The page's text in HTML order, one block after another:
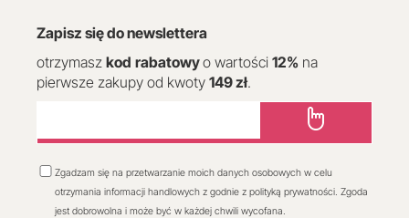
Zapisz się do newslettera
otrzymasz kod rabatowyo wartości 12% na
pierwsze zakupy od kwoty 149 zł.
Zgadzam się na przetwarzanie moich danych osobowych w celu
otrzymania informacji handlowych z godnie z polityką prywatności. Zgoda
jest dobrowolna i może być w każdej chwili wycofana.